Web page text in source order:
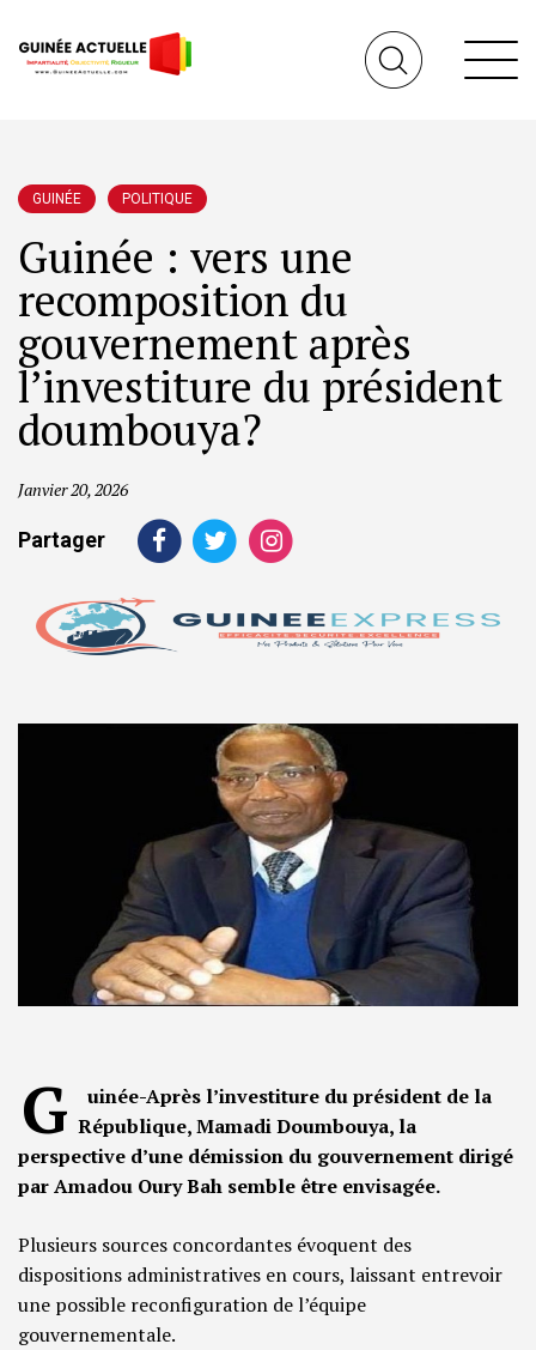
GUINÉE POLITIQUE
Guinée : vers une
recomposition du
gouvernement après
l’investiture du président
doumbouya?
Janvier 20, 2026
Partager
G
uinée-Après l’investiture du président de la
République, Mamadi Doumbouya, la
perspective d’une démission du gouvernement dirigé
par Amadou Oury Bah semble être envisagée.
Plusieurs sources concordantes évoquent des
dispositions administratives en cours, laissant entrevoir
une possible reconfiguration de l’équipe
gouvernementale.